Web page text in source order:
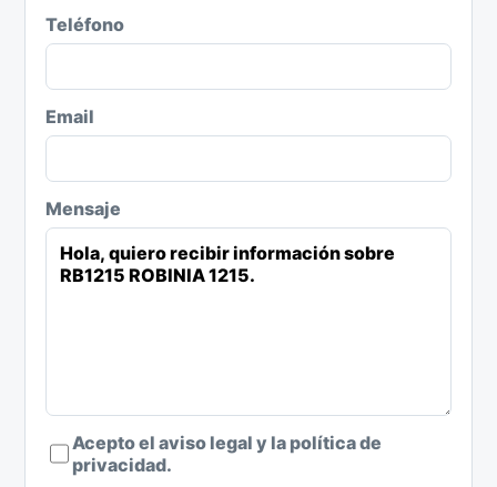
Teléfono
Email
Mensaje
Acepto el aviso legal y la política de
privacidad.